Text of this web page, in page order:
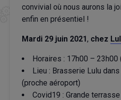
convivial où nous aurons la
enfin en présentiel !
Mardi 29 juin 2021, chez
Horaires : 17h00 – 23h00
Lieu : Brasserie Lulu
(proche aéroport)
Covid19 : Grande